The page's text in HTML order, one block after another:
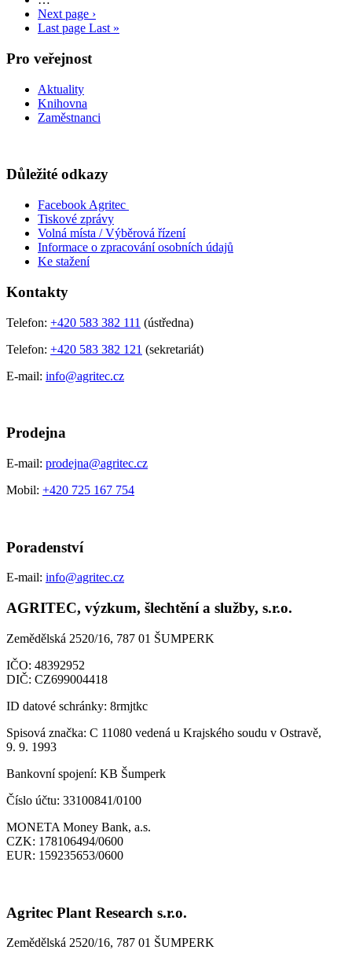
Next page ›
Last page Last »
Pro veřejnost
Aktuality
Knihovna
Zaměstnanci
Důležité odkazy
Facebook Agritec
Tiskové zprávy
Volná místa / Výběrová řízení
Informace o zpracování osobních údajů
Ke stažení
Kontakty
Telefon: +420 583 382 111 (ústředna)
Telefon: +420 583 382 121 (sekretariát)
E-mail: info@agritec.cz
Prodejna
E-mail: prodejna@agritec.cz
Mobil: +420 725 167 754
Poradenství
E-mail: info@agritec.cz
AGRITEC, výzkum, šlechtění a služby, s.r.o.
Zemědělská 2520/16, 787 01 ŠUMPERK
IČO: 48392952
DIČ: CZ699004418
ID datové schránky: 8rmjtkc
Spisová značka: C 11080 vedená u Krajského soudu v Ostravě,
9. 9. 1993
Bankovní spojení: KB Šumperk
Číslo účtu: 33100841/0100
MONETA Money Bank, a.s.
CZK: 178106494/0600
EUR: 159235653/0600
Agritec Plant Research s.r.o.
Zemědělská 2520/16, 787 01 ŠUMPERK